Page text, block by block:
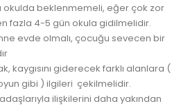
okulda beklenmemeli, eğer çok zor
fazla 4-5 gün okula gidilmelidir.
evde olmalı, çocuğu sevecen bir
kaygısını giderecek farklı alanlara (
gibi ) ilgileri çekilmelidir.
ilişkilerini daha yakından